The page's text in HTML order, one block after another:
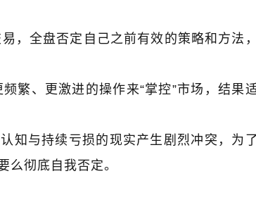
，全盘否定自己之前有效的策略和方法，
繁、更激进的操作来“掌控”市场，结果
知与持续亏损的现实产生剧烈冲突，为了
么彻底自我否定。